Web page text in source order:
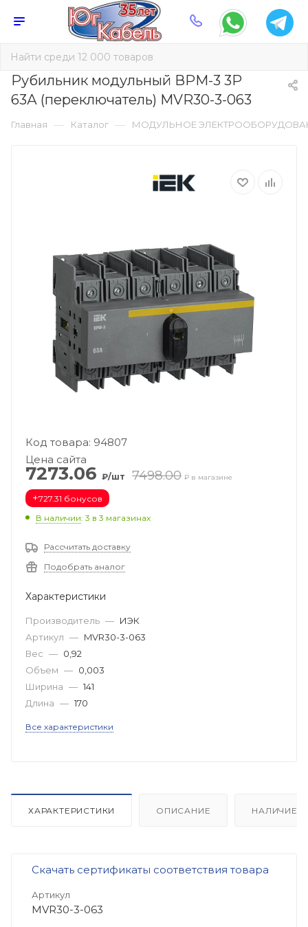
Рубильник модульный ВРМ-3 3P
63А (переключатель) MVR30-3-063
Главная — Каталог — МОДУЛЬНОЕ
Код товара: 94807
Цена сайта
7273.06 ₽/шт 7498.00 ₽ в магазине
+727.31 бонусов
В наличии: 3 в 3 магазинах
Рассчитать доставку
Подобрать аналог
Характеристики
Производитель — ИЭК
Артикул — MVR30-3-063
Вес — 0,92
Объем — 0,003
Ширина — 141
Длина — 170
Все характеристики
ХАРАКТЕРИСТИКИ ОПИСАНИЕ НАЛИЧИЕ
Скачать сертификаты соответствия товара
Артикул
MVR30-3-063